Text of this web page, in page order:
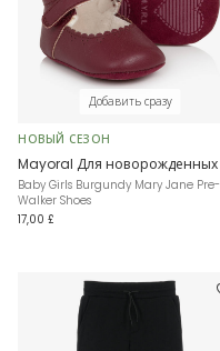
Добавить сразу
НОВЫЙ СЕЗОН
Mayoral Для новорожденных
Baby Girls Burgundy Mary Jane Pre-
Walker Shoes
17,00 £